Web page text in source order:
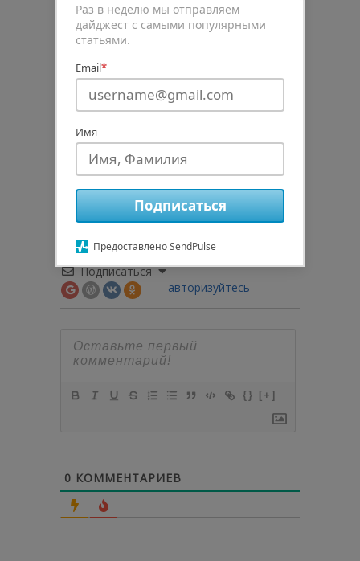
0
Подписаться
авторизуйтесь
{} [+]
0 КОММЕНТАРИЕВ
Раз в неделю мы отправляем
дайджест с самыми популярными
статьями.
Email*
Имя
Подписаться
Предоставлено SendPulse